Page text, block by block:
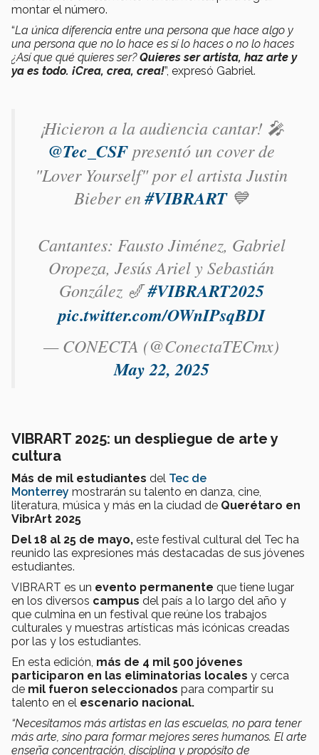
montar el número.
“La única diferencia entre una persona que hace algo y
una persona que no lo hace es sí lo haces o no lo haces
¿Así que qué quieres ser?Quieres ser artista, haz arte y
ya es todo. ¡Crea, crea, crea!”, expresó Gabriel.
¡Hicieron a la audiencia cantar! 🎤
@Tec_CSFpresentó un cover de
"Lover Yourself" por el artista Justin
Bieber en#VIBRART💙
Cantantes: Fausto Jiménez, Gabriel
Oropeza, Jesús Ariel y Sebastián
González 🎷#VIBRART2025
pic.twitter.com/OWnIPsqBDI
— CONECTA (@ConectaTECmx)
May 22, 2025
VIBRART 2025: un despliegue de arte y
cultura
Más de mil estudiantes del Tec de
Monterrey mostrarán su talento en danza, cine,
literatura, música y más en la ciudad de Querétaro en
VibrArt 2025
Del 18 al 25 de mayo, este festival cultural del Tec ha
reunido las expresiones más destacadas de sus jóvenes
estudiantes.
VIBRART es un evento permanente que tiene lugar
en los diversos campus del país a lo largo del año y
que culmina en un festival que reúne los trabajos
culturales y muestras artísticas más icónicas creadas
por las y los estudiantes.
En esta edición, más de 4 mil 500 jóvenes
participaron en las eliminatorias locales y cerca
de mil fueron seleccionados para compartir su
talento en el escenario nacional.
“Necesitamos más artistas en las escuelas, no para tener
más arte, sino para formar mejores seres humanos. El arte
enseña concentración, disciplina y propósito de